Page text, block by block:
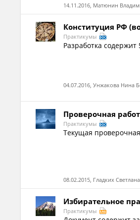
14.11.2016, Матюнин
Конституция РФ
Практикумы
Разработка
04.07.2016, Унжакова Нина
Проверочная
Практикумы
Текущая
08.02.2015, Гладких
Избирательное
Практикумы